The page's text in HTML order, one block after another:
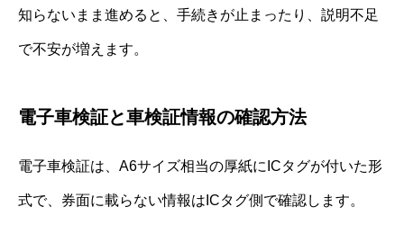
知らないまま進めると、手続きが止まったり、説明不足
で不安が増えます。
電子車検証と車検証情報の確認方法
電子車検証は、A6サイズ相当の厚紙にICタグが付いた形
式で、券面に載らない情報はICタグ側で確認します。